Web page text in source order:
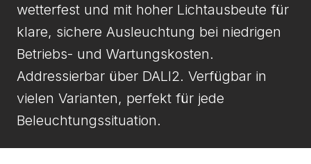
wetterfest und mit hoher Lichtausbeute für
klare, sichere Ausleuchtung bei niedrigen
Betriebs- und Wartungskosten.
Addressierbar über DALI2. Verfügbar in
vielen Varianten, perfekt für jede
Beleuchtungssituation.